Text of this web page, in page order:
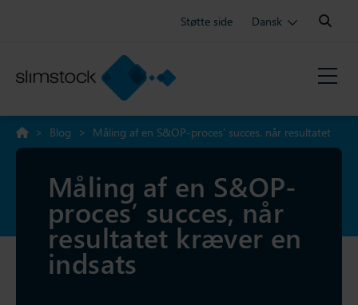
Støtte side Dansk
Search:
> Blog > Måling af en S&OP-proces’ succes, når resultatet
kræver en indsats
Måling af en S&OP-
proces’ succes, når
resultatet kræver en
indsats